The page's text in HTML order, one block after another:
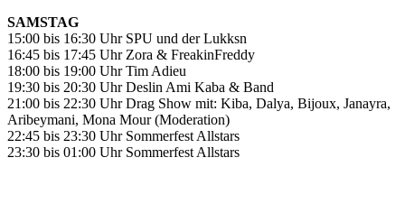
SAMSTAG
15:00 bis 16:30 Uhr SPU und der Lukksn
16:45 bis 17:45 Uhr Zora & FreakinFreddy
18:00 bis 19:00 Uhr Tim Adieu
19:30 bis 20:30 Uhr Deslin Ami Kaba & Band
21:00 bis 22:30 Uhr Drag Show mit: Kiba, Dalya, Bijoux, Janayra,
Aribeymani, Mona Mour (Moderation)
22:45 bis 23:30 Uhr Sommerfest Allstars
23:30 bis 01:00 Uhr Sommerfest Allstars